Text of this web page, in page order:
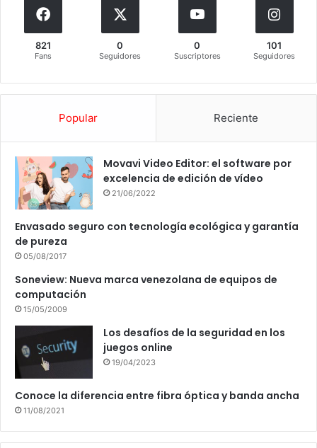
821
Fans
0
Seguidores
0
Suscriptores
101
Seguidores
Popular Reciente
Movavi Video Editor: el software por
excelencia de edición de vídeo
21/06/2022
Envasado seguro con tecnología ecológica y garantía
de pureza
05/08/2017
Soneview: Nueva marca venezolana de equipos de
computación
15/05/2009
Los desafíos de la seguridad en los
juegos online
19/04/2023
Conoce la diferencia entre fibra óptica y banda ancha
11/08/2021